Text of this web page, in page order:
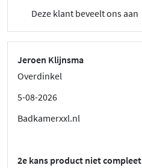
Deze klant beveelt ons aan
Jeroen Klijnsma
Overdinkel
5-08-2026
Badkamerxxl.nl
2e kans product niet compleet